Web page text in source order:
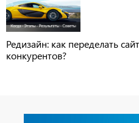
Редизайн: как переделать
конкурентов?